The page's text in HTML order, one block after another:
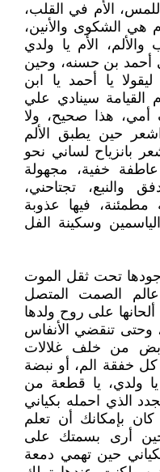
الأم في القلب،
هي الشكوى والأنين،
الأم يا ولدي
أحمد بن حسنه، وحين
يا أحمد يا ابن
القيامة سينادي علي
هذا صحيح، ولا
حين يطبق الألم
بانزياح لساني نحو
خفية، مجهولة
والنبع، تجتاحني،
فيها عذوبة
وسكينة الفل
تحت ثقل الموت
عالم الصمت المتصل
ألحانها على روح ولدها
وحتى تنقضي الأنفاس
من خلف غلالات
كل خفقة الم، أو نبضة
ولدي، يا قطعة من
الذي احمله بكياني
بإمكانك أن تعلم
أرى بسمتك على
حين تهمي دمعة